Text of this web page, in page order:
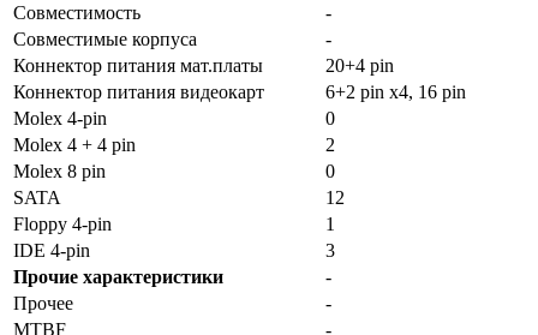
Совместимость
-
Совместимые корпуса
-
Коннектор питания мат.платы
20+4 pin
Коннектор питания видеокарт
6+2 pin x4, 16 pin
Molex 4-pin
0
Molex 4 + 4 pin
2
Molex 8 pin
0
SATA
12
Floppy 4-pin
1
IDE 4-pin
3
Прочие характеристики
-
Прочее
-
MTBF
-